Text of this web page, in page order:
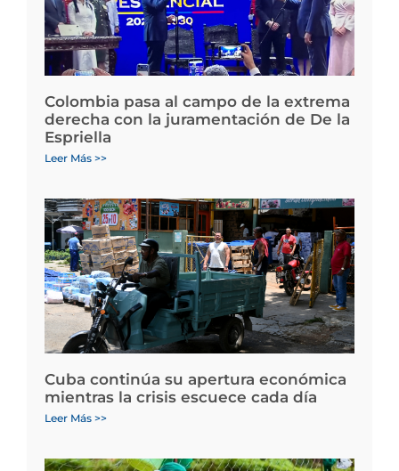
Colombia pasa al campo de la extrema
derecha con la juramentación de De la
Espriella
Leer Más >>
Cuba continúa su apertura económica
mientras la crisis escuece cada día
Leer Más >>